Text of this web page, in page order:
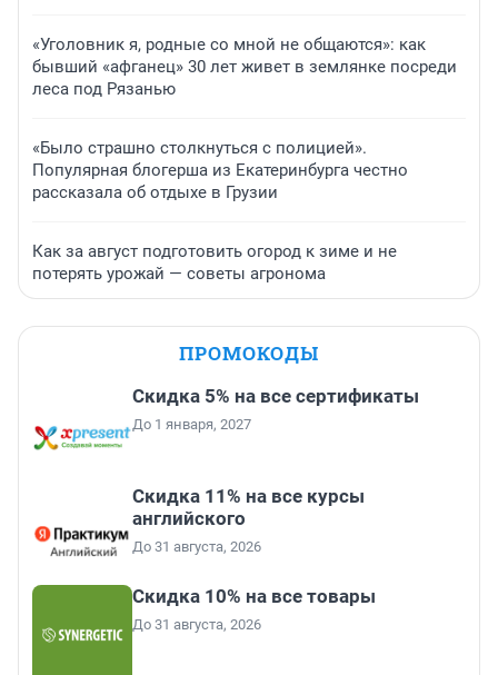
«Уголовник я, родные со мной не общаются»: как
бывший «афганец» 30 лет живет в землянке посреди
леса под Рязанью
«Было страшно столкнуться с полицией».
Популярная блогерша из Екатеринбурга честно
рассказала об отдыхе в Грузии
Как за август подготовить огород к зиме и не
потерять урожай — советы агронома
ПРОМОКОДЫ
Скидка 5% на все сертификаты
До 1 января, 2027
Скидка 11% на все курсы
английского
До 31 августа, 2026
Скидка 10% на все товары
До 31 августа, 2026